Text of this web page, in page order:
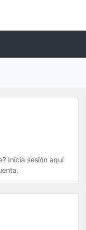
Inicia sesión aquí